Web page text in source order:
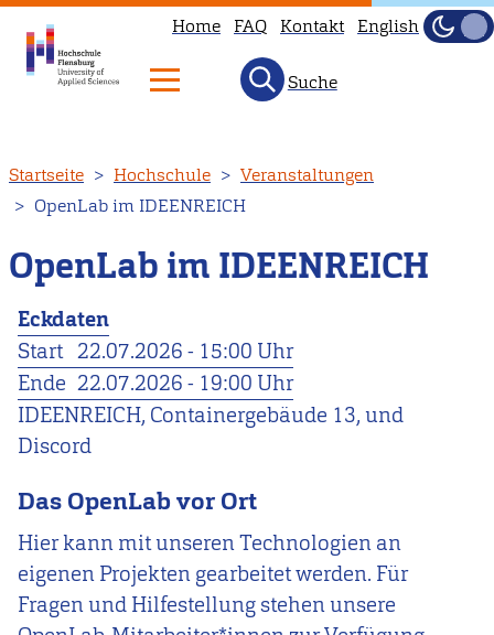
zum
Inhalt
Home FAQ Kontakt English
Hell
Suche
Startseite Hochschule
Veranstaltungen
OpenLab im IDEENREICH
OpenLab im IDEENREICH
Eckdaten
Start 22.07.2026 - 15:00 Uhr
Ende 22.07.2026 - 19:00 Uhr
IDEENREICH, Containergebäude 13, und
Discord
Das OpenLab vor Ort
Hier kann mit unseren Technologien an
eigenen Projekten gearbeitet werden. Für
Fragen und Hilfestellung stehen unsere